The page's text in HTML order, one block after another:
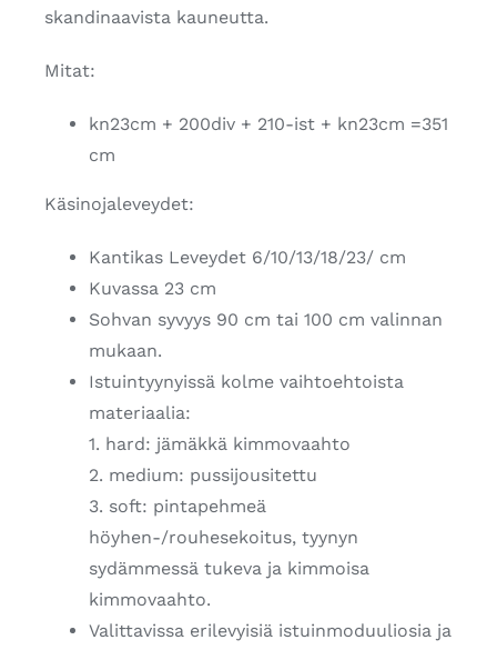
skandinaavista kauneutta.
Mitat:
kn23cm + 200div + 210-ist + kn23cm =351
cm
Käsinojaleveydet:
Kantikas Leveydet 6/10/13/18/23/ cm
Kuvassa 23 cm
Sohvan syvyys 90 cm tai 100 cm valinnan
mukaan.
Istuintyynyissä kolme vaihtoehtoista
materiaalia:
1. hard: jämäkkä kimmovaahto
2. medium: pussijousitettu
3. soft: pintapehmeä
höyhen-/rouhesekoitus, tyynyn
sydämmessä tukeva ja kimmoisa
kimmovaahto.
Valittavissa erilevyisiä istuinmoduuliosia ja